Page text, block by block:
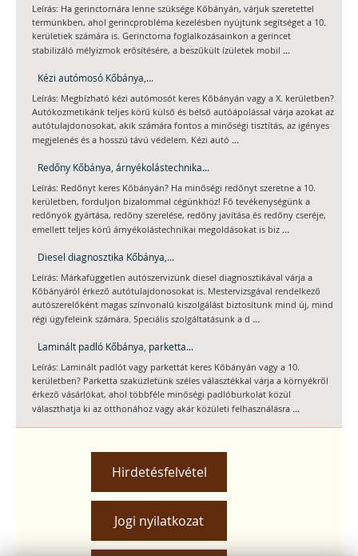
Leírás: Ha gerinctornára lenne szüksége Kőbányán, várjuk szeretettel
termünkben, ahol gerincprobléma kezelésben nyújtunk segítséget a 10.
kerületiek számára is. Gerinctorna foglalkozásainkon a gerincet
stabilizáló mélyizmok erősítésére, a beszűkült ízületek mobil ...
Kézi autómosó Kőbánya,...
Leírás: Megbízható kézi autómosót keres Kőbányán vagy a X. kerületben?
Autókozmetikánk teljes körű külső és belső autóápolással várja azokat az
autótulajdonosokat, akik számára fontos a minőségi tisztítás, az igényes
megjelenés és a hosszú távú védelem. Kézi autó ...
Redőny Kőbánya, árnyékolástechnika...
Leírás: Redőnyt keres Kőbányán? Ha minőségi redőnyt szeretne a 10.
kerületben, forduljon bizalommal cégünkhöz! Fő tevékenységünk a
redőnyök gyártása, redőny szerelése, redőny javítása és redőny cseréje,
emellett teljes körű árnyékolástechnikai megoldásokat is biz ...
Diesel diagnosztika Kőbánya,...
Leírás: Márkafüggetlen autószervizünk diesel diagnosztikával várja a
Kőbányáról érkező autótulajdonosokat is. Mestervizsgával rendelkező
autószerelőként magas színvonalú kiszolgálást biztosítunk mind új, mind
régi ügyfeleink számára. Speciális szolgáltatásunk a d ...
Laminált padló Kőbánya, parketta...
Leírás: Laminált padlót vagy parkettát keres Kőbányán vagy a 10.
kerületben? Parketta szaküzletünk széles választékkal várja a környékről
érkező vásárlókat, ahol többféle minőségi padlóburkolat közül
választhatja ki az otthonához vagy akár közületi felhasználásra ...
Hirdetésfelvétel
Jogi nyilatkozat